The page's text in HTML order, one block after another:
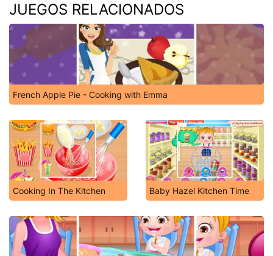
JUEGOS RELACIONADOS
French Apple Pie - Cooking with Emma
Cooking In The Kitchen Baby Hazel Kitchen Time